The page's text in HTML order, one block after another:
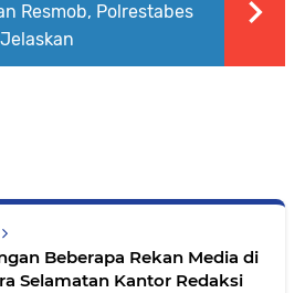
Resmob, Polrestabes
Beberapa Rekan Media di
Selamatan Kantor Redaksi